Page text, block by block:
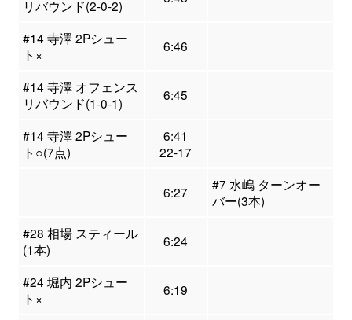
リバウンド(2-0-2)
#14 寺澤 2Pシュー
ト×
6:46
#14 寺澤 オフェンス
リバウンド(1-0-1)
6:45
#14 寺澤 2Pシュー
ト○(7点)
6:41
22-17
6:27
#7 水嶋 ターンオー
バー(3本)
#28 相場 スティール
(1本)
6:24
#24 堀内 2Pシュー
ト×
6:19